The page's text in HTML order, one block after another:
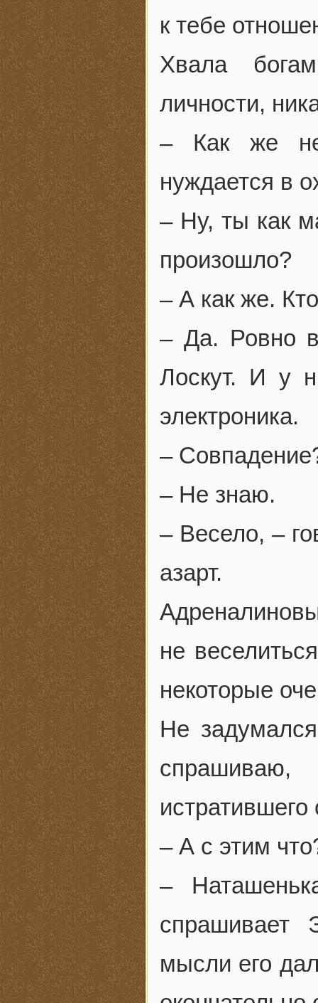
к тебе
Хвала
личности,
– Как же
нуждается в
– Ну, ты как
произошло?
– А как же.
– Да. Ровно
Лоскут. И у
электроника.
–
– Не знаю.
– Весело, –
азарт.
не
некоторые
Не
спрашиваю,
истратившего
– А с этим
–
спрашивает
мысли его